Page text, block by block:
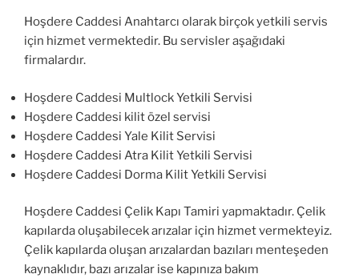
Hoşdere Caddesi Anahtarcı olarak birçok yetkili servis
için hizmet vermektedir. Bu servisler aşağıdaki
firmalardır.
Hoşdere Caddesi Multlock Yetkili Servisi
Hoşdere Caddesi kilit özel servisi
Hoşdere Caddesi Yale Kilit Servisi
Hoşdere Caddesi Atra Kilit Yetkili Servisi
Hoşdere Caddesi Dorma Kilit Yetkili Servisi
Hoşdere Caddesi Çelik Kapı Tamiri yapmaktadır. Çelik
kapılarda oluşabilecek arızalar için hizmet vermekteyiz.
Çelik kapılarda oluşan arızalardan bazıları menteşeden
kaynaklıdır, bazı arızalar ise kapınıza bakım